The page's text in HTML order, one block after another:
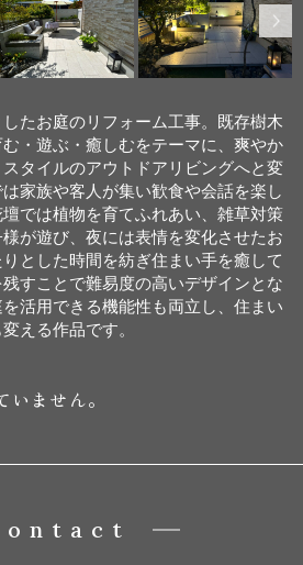
たお庭のリフォーム工事。既存樹木
・遊ぶ・癒しむをテーマに、爽やか
タイルのアウトドアリビングへと変
家族や客人が集い歓食や会話を楽し
では植物を育てふれあい、雑草対策
が遊び、夜には表情を変化させたお
とした時間を紡ぎ住まい手を癒して
すことで難易度の高いデザインとな
活用できる機能性も両立し、住まい
える作品です。
いません。